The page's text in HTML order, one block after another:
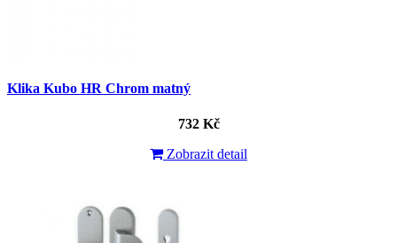
Klika Kubo HR Chrom matný
732 Kč
Zobrazit detail